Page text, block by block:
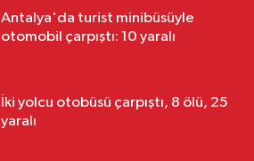
Antalya'da turist minibüsüyle
otomobil çarpıştı: 10 yaralı
İki yolcu otobüsü çarpıştı, 8 ölü, 25
yaralı